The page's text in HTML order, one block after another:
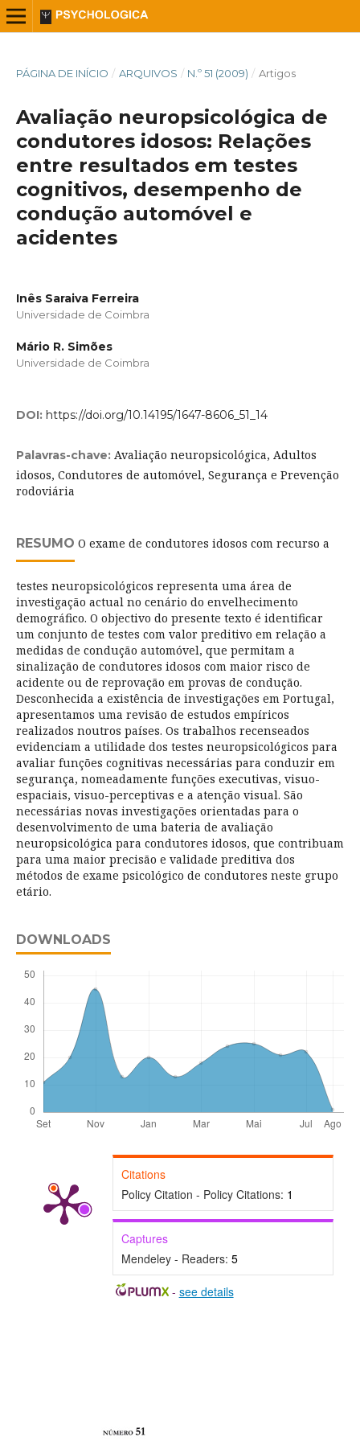
PÁGINA DE INÍCIO / ARQUIVOS / N.º 51 (2009) / Artigos
Avaliação neuropsicológica de
condutores idosos: Relações
entre resultados em testes
cognitivos, desempenho de
condução automóvel e
acidentes
Inês Saraiva Ferreira
Universidade de Coimbra
Mário R. Simões
Universidade de Coimbra
DOI: https://doi.org/10.14195/1647-8606_51_14
Palavras-chave: Avaliação neuropsicológica, Adultos
idosos, Condutores de automóvel, Segurança e Prevenção
rodoviária
RESUMO O exame de condutores idosos com recurso a
testes neuropsicológicos representa uma área de
investigação actual no cenário do envelhecimento
demográfico. O objectivo do presente texto é identificar
um conjunto de testes com valor preditivo em relação a
medidas de condução automóvel, que permitam a
sinalização de condutores idosos com maior risco de
acidente ou de reprovação em provas de condução.
Desconhecida a existência de investigações em Portugal,
apresentamos uma revisão de estudos empíricos
realizados noutros países. Os trabalhos recenseados
evidenciam a utilidade dos testes neuropsicológicos para
avaliar funções cognitivas necessárias para conduzir em
segurança, nomeadamente funções executivas, visuo-
espaciais, visuo-perceptivas e a atenção visual. São
necessárias novas investigações orientadas para o
desenvolvimento de uma bateria de avaliação
neuropsicológica para condutores idosos, que contribuam
para uma maior precisão e validade preditiva dos
métodos de exame psicológico de condutores neste grupo
etário.
DOWNLOADS
Citations
Policy Citation - Policy Citations: 1
Captures
Mendeley - Readers: 5
- see details